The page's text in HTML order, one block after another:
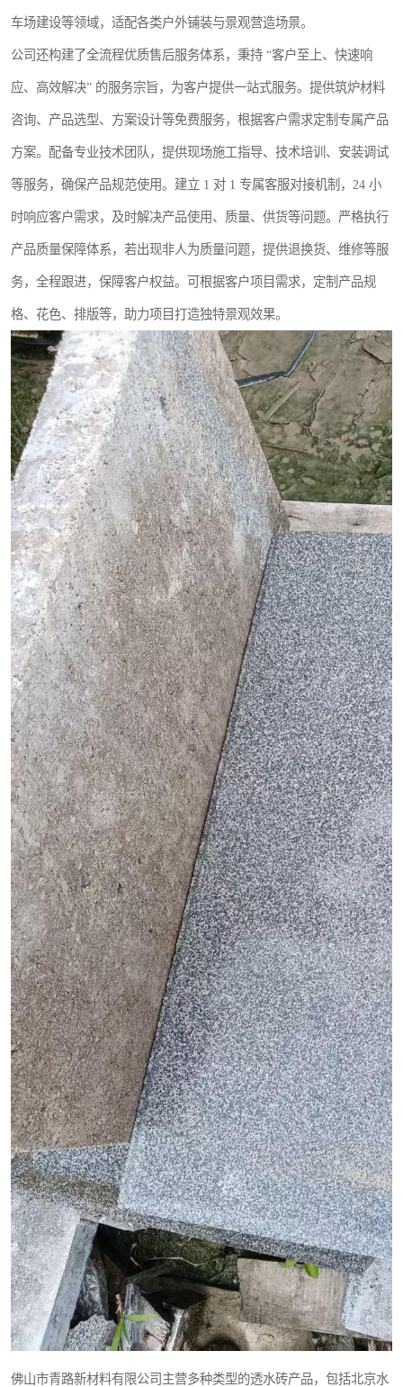
车场建设等领域，适配各类户外铺装与景观营造场景。
公司还构建了全流程优质售后服务体系，秉持 “客户至上、快速响
应、高效解决” 的服务宗旨，为客户提供一站式服务。提供筑炉材料
咨询、产品选型、方案设计等免费服务，根据客户需求定制专属产品
方案。配备专业技术团队，提供现场施工指导、技术培训、安装调试
等服务，确保产品规范使用。建立 1 对 1 专属客服对接机制，24 小
时响应客户需求，及时解决产品使用、质量、供货等问题。严格执行
产品质量保障体系，若出现非人为质量问题，提供退换货、维修等服
务，全程跟进，保障客户权益。可根据客户项目需求，定制产品规
格、花色、排版等，助力项目打造独特景观效果。
佛山市青路新材料有限公司主营多种类型的透水砖产品，包括北京水